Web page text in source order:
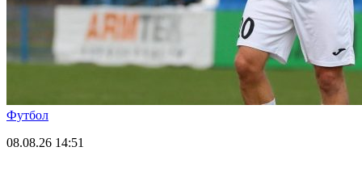
Футбол
08.08.26 14:51